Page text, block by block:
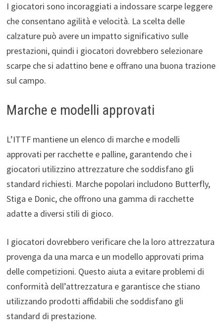
I giocatori sono incoraggiati a indossare scarpe leggere
che consentano agilità e velocità. La scelta delle
calzature può avere un impatto significativo sulle
prestazioni, quindi i giocatori dovrebbero selezionare
scarpe che si adattino bene e offrano una buona trazione
sul campo.
Marche e modelli approvati
L’ITTF mantiene un elenco di marche e modelli
approvati per racchette e palline, garantendo che i
giocatori utilizzino attrezzature che soddisfano gli
standard richiesti. Marche popolari includono Butterfly,
Stiga e Donic, che offrono una gamma di racchette
adatte a diversi stili di gioco.
I giocatori dovrebbero verificare che la loro attrezzatura
provenga da una marca e un modello approvati prima
delle competizioni. Questo aiuta a evitare problemi di
conformità dell’attrezzatura e garantisce che stiano
utilizzando prodotti affidabili che soddisfano gli
standard di prestazione.